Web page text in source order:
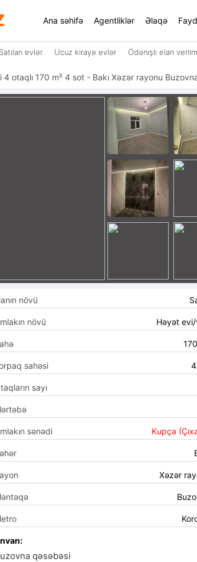
Ana səhifə Agentliklər Əlaqə
evlər Ucuz kirayə evlər Ödənişli elan
4 otaqlı 170 m² 4 sot - Bakı Xəzər rayonu
növü
növü Həyət evi/
sahəsi
sayı
sənədi Kupça
Xəzər
qəsəbəsi